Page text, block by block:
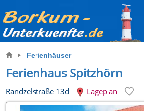
Ferienhäuser
Ferienhaus Spitzhörn
Randzelstraße 13d Lageplan